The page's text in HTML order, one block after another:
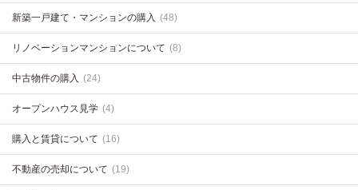
新築一戸建て・マンションの購入 (48)
リノベーションマンションについて (8)
中古物件の購入 (24)
オープンハウス見学 (4)
購入と賃貸について (16)
不動産の売却について (19)